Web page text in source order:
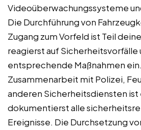
Videoüberwachungssysteme
Die Durchführung von
Zugang zum Vorfeld ist Teil
reagierst auf Sicherheitsvorfälle
entsprechende Maßnahmen
Zusammenarbeit mit Polizei,
anderen Sicherheitsdiensten ist
dokumentierst alle
Ereignisse. Die Durchsetzung